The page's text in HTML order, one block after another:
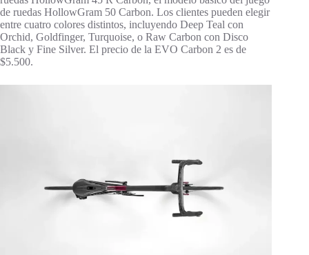
de ruedas HollowGram 50 Carbon. Los clientes pueden elegir
entre cuatro colores distintos, incluyendo Deep Teal con
Orchid, Goldfinger, Turquoise, o Raw Carbon con Disco
Black y Fine Silver. El precio de la EVO Carbon 2 es de
$5.500.